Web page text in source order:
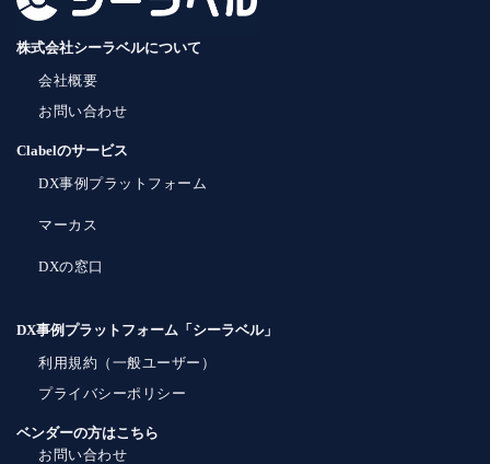
株式会社シーラベルについて
会社概要
お問い合わせ
Clabelのサービス
DX事例プラットフォーム
マーカス
DXの窓口
DX事例プラットフォーム「シーラベル」
利用規約（一般ユーザー）
プライバシーポリシー
ベンダーの方はこちら
お問い合わせ